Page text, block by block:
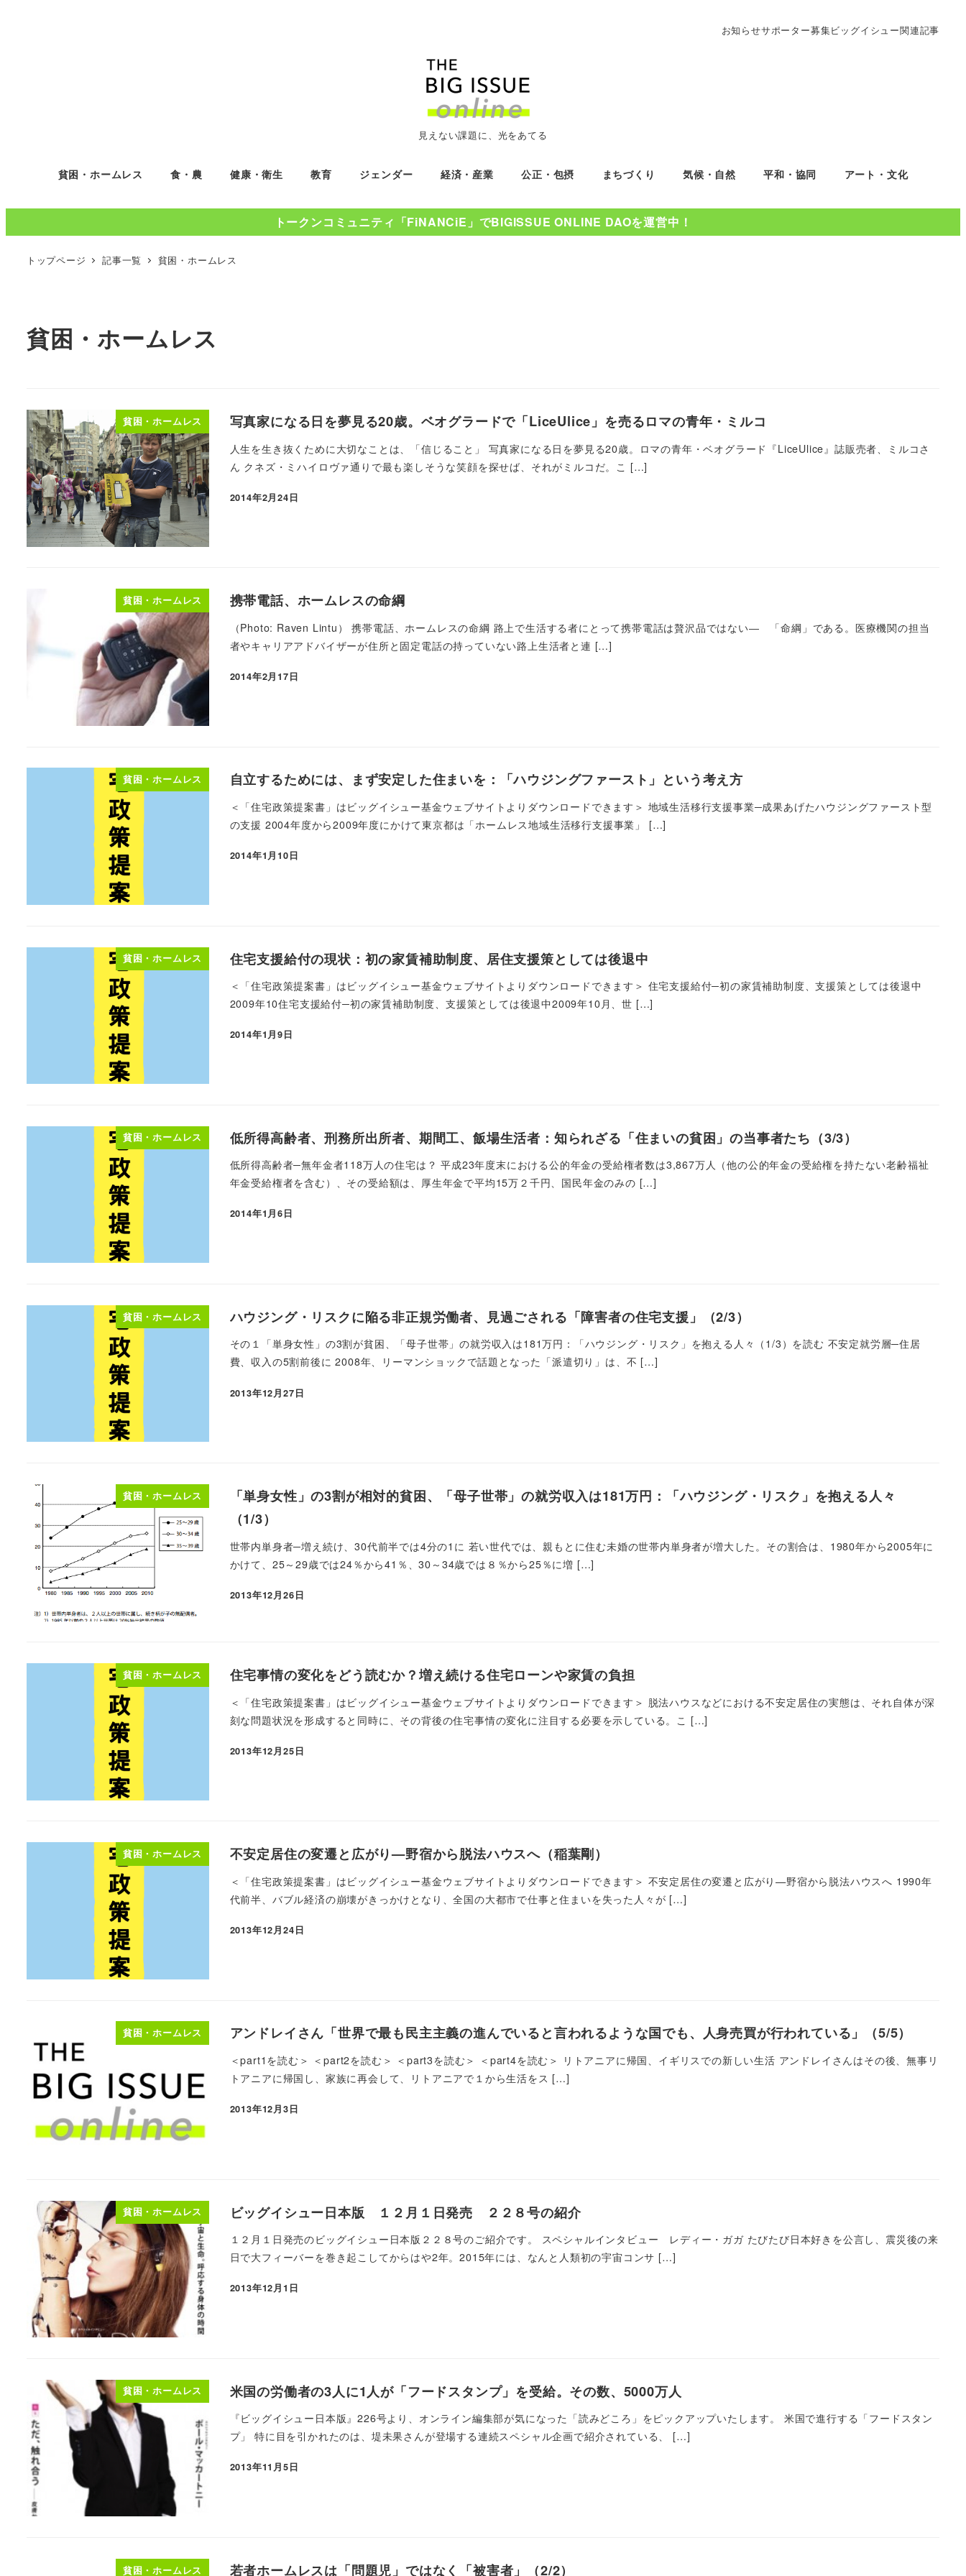
お知らせサポーター募集ビッグイシュー関連記事
見えない課題に、光をあてる
貧困・ホームレス 食・農 健康・衛生 教育 ジェンダー 経済・産業 公正・包摂 まちづくり 気候・自然 平和・協同 アート・文化
トークンコミュニティ「FiNANCiE」でBIGISSUE ONLINE DAOを運営中！
トップページ 記事一覧 貧困・ホームレス
貧困・ホームレス
貧困・ホームレス 写真家になる日を夢見る20歳。ベオグラードで「LiceUlice」を売るロマの青年・ミルコ
人生を生き抜くために大切なことは、「信じること」 写真家になる日を夢見る20歳。ロマの青年・ベオグラード『LiceUlice』誌販売者、ミルコさ
ん クネズ・ミハイロヴァ通りで最も楽しそうな笑顔を探せば、それがミルコだ。こ […]
2014年2月24日
貧困・ホームレス 携帯電話、ホームレスの命綱
（Photo: Raven Lintu） 携帯電話、ホームレスの命綱 路上で生活する者にとって携帯電話は贅沢品ではない― 「命綱」である。医療機関の担当
者やキャリアアドバイザーが住所と固定電話の持っていない路上生活者と連 […]
2014年2月17日
貧困・ホームレス 自立するためには、まず安定した住まいを：「ハウジングファースト」という考え方
＜「住宅政策提案書」はビッグイシュー基金ウェブサイトよりダウンロードできます＞ 地域生活移行支援事業─成果あげたハウジングファースト型
の支援 2004年度から2009年度にかけて東京都は「ホームレス地域生活移行支援事業」 […]
2014年1月10日
貧困・ホームレス 住宅支援給付の現状：初の家賃補助制度、居住支援策としては後退中
＜「住宅政策提案書」はビッグイシュー基金ウェブサイトよりダウンロードできます＞ 住宅支援給付─初の家賃補助制度、支援策としては後退中
2009年10住宅支援給付─初の家賃補助制度、支援策としては後退中2009年10月、世 […]
2014年1月9日
貧困・ホームレス 低所得高齢者、刑務所出所者、期間工、飯場生活者：知られざる「住まいの貧困」の当事者たち（3/3）
低所得高齢者─無年金者118万人の住宅は？ 平成23年度末における公的年金の受給権者数は3,867万人（他の公的年金の受給権を持たない老齢福祉
年金受給権者を含む）、その受給額は、厚生年金で平均15万２千円、国民年金のみの […]
2014年1月6日
貧困・ホームレス ハウジング・リスクに陥る非正規労働者、見過ごされる「障害者の住宅支援」（2/3）
その１「単身女性」の3割が貧困、「母子世帯」の就労収入は181万円：「ハウジング・リスク」を抱える人々（1/3）を読む 不安定就労層─住居
費、収入の5割前後に 2008年、リーマンショックで話題となった「派遣切り」は、不 […]
2013年12月27日
貧困・ホームレス
「単身女性」の3割が相対的貧困、「母子世帯」の就労収入は181万円：「ハウジング・リスク」を抱える人々
（1/3）
世帯内単身者─増え続け、30代前半では4分の1に 若い世代では、親もとに住む未婚の世帯内単身者が増大した。その割合は、1980年から2005年に
かけて、25～29歳では24％から41％、30～34歳では８％から25％に増 […]
2013年12月26日
貧困・ホームレス 住宅事情の変化をどう読むか？増え続ける住宅ローンや家賃の負担
＜「住宅政策提案書」はビッグイシュー基金ウェブサイトよりダウンロードできます＞ 脱法ハウスなどにおける不安定居住の実態は、それ自体が深
刻な問題状況を形成すると同時に、その背後の住宅事情の変化に注目する必要を示している。こ […]
2013年12月25日
貧困・ホームレス 不安定居住の変遷と広がり—野宿から脱法ハウスへ（稲葉剛）
＜「住宅政策提案書」はビッグイシュー基金ウェブサイトよりダウンロードできます＞ 不安定居住の変遷と広がり—野宿から脱法ハウスへ 1990年
代前半、バブル経済の崩壊がきっかけとなり、全国の大都市で仕事と住まいを失った人々が […]
2013年12月24日
貧困・ホームレス アンドレイさん「世界で最も民主主義の進んでいると言われるような国でも、人身売買が行われている」（5/5）
＜part1を読む＞ ＜part2を読む＞ ＜part3を読む＞ ＜part4を読む＞ リトアニアに帰国、イギリスでの新しい生活 アンドレイさんはその後、無事リ
トアニアに帰国し、家族に再会して、リトアニアで１から生活をス […]
2013年12月3日
貧困・ホームレス ビッグイシュー日本版 １２月１日発売 ２２８号の紹介
１２月１日発売のビッグイシュー日本版２２８号のご紹介です。 スペシャルインタビュー レディー・ガガ たびたび日本好きを公言し、震災後の来
日で大フィーバーを巻き起こしてからはや2年。2015年には、なんと人類初の宇宙コンサ […]
2013年12月1日
貧困・ホームレス 米国の労働者の3人に1人が「フードスタンプ」を受給。その数、5000万人
『ビッグイシュー日本版』226号より、オンライン編集部が気になった「読みどころ」をピックアップいたします。 米国で進行する「フードスタン
プ」 特に目を引かれたのは、堤未果さんが登場する連続スペシャル企画で紹介されている、 […]
2013年11月5日
貧困・ホームレス 若者ホームレスは「問題児」ではなく「被害者」（2/2）